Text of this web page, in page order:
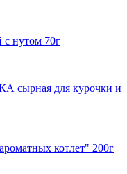
нутом 70г
сырная для курочки и
котлет" 200г